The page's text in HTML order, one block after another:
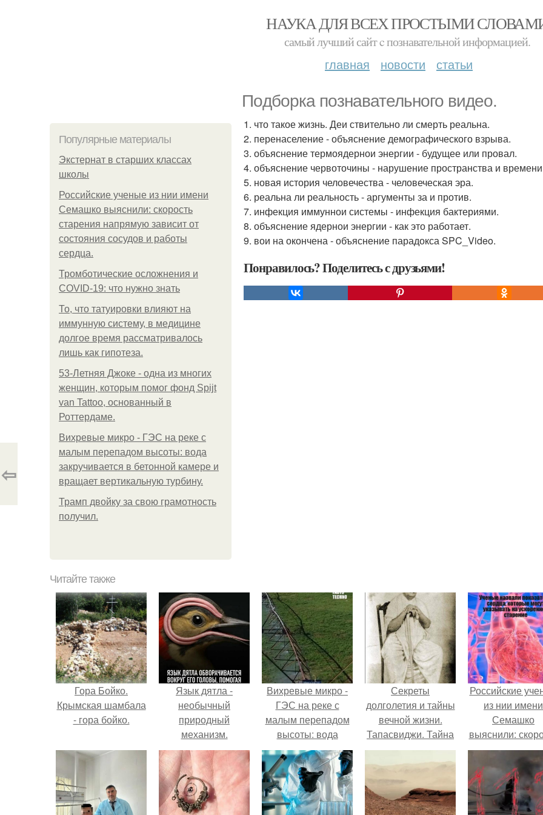
НАУКА ДЛЯ ВСЕХ ПРОСТЫМИ
самый лучший сайт c познавательной информацией.
главная новости статьи
Пoдборка познавательного видео.
Популярные материалы
Экстернат в старших классах
школы
Российские ученые из нии имени
Семашко выяснили: скорость
старения напрямую зависит от
состояния сосудов и работы
сердца.
Тромботические осложнения и
COVID-19: что нужно знать
То, что татуировки влияют на
иммунную систему, в медицине
долгое время рассматривалось
лишь как гипотеза.
53-Летняя Джоке - одна из многих
женщин, которым помог фонд Spijt
van Tattoo, основанный в
Роттердаме.
Вихревые микро - ГЭС на реке с
малым перепадом высоты: вода
закручивается в бетонной камере и
вращает вертикальную турбину.
Трамп двойку за свою грамотность
получил.
1. что такое жизнь. Деи ствительно ли смерть реальна.
2. перенаселение - объяснение демографического взрыва.
3. объяснение термоядернои энергии - будущее или провал.
4. объяснение червоточины - нарушение пространства и
5. новая история человечества - человеческая эра.
6. реальна ли реальность - аргументы за и против.
7. инфекция иммуннои системы - инфекция бактериями.
8. объяснение ядернои энергии - как это работает.
9. вои на окончена - объяснение парадокса SPC_Video.
Понравилось? Поделитесь с друзьями!
⇦
Читайте также
Гора Бойко.
Крымская шамбала
- гора бойко.
Язык дятла -
необычный
природный
механизм.
Вихревые микро -
ГЭС на реке с
малым перепадом
высоты: вода
закручивается в
бетонной камере и
вращает
вертикальную
турбину.
Секреты
долголетия и тайны
вечной жизни.
Тапасвиджи. Тайна
долголетия.
Российские
из нии имени
Семашко
выяснили:
старения
зависит от
состояния
и работы